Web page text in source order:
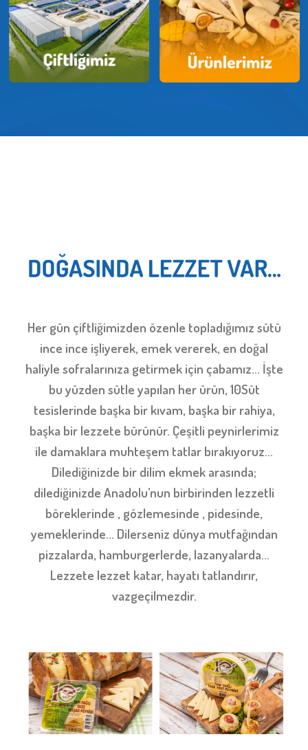
Her gün çiftliğimizden özenle topladığımız sütü
ince ince işliyerek, emek vererek, en doğal
haliyle sofralarınıza getirmek için çabamız… İşte
bu yüzden sütle yapılan her ürün, 10Süt
tesislerinde başka bir kıvam, başka bir rahiya,
başka bir lezzete bürünür. Çeşitli peynirlerimiz
ile damaklara muhteşem tatlar bırakıyoruz…
Dilediğinizde bir dilim ekmek arasında;
dilediğinizde Anadolu’nun birbirinden lezzetli
böreklerinde , gözlemesinde , pidesinde,
yemeklerinde… Dilerseniz dünya mutfağından
pizzalarda, hamburgerlerde, lazanyalarda…
Lezzete lezzet katar, hayatı tatlandırır,
vazgeçilmezdir.